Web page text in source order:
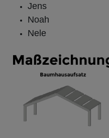
Jens
Noah
Nele